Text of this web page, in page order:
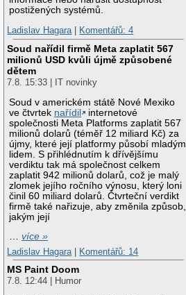
postižených systémů.
Ladislav Hagara| Komentářů: 4
Soud nařídil firmě Meta zaplatit 567
milionů USD kvůli újmě způsobené
dětem
7.8. 15:33 | IT novinky
Soud v americkém státě Nové Mexiko
ve čtvrtek nařídil
internetové
společnosti Meta Platforms zaplatit 567
milionů dolarů (téměř 12 miliard Kč) za
újmy, které její platformy působí mladým
lidem. S přihlédnutím k dřívějšímu
verdiktu tak má společnost celkem
zaplatit 942 milionů dolarů, což je malý
zlomek jejího ročního výnosu, který loni
činil 60 miliard dolarů. Čtvrteční verdikt
firmě také nařizuje, aby změnila způsob,
jakým její
…více »
Ladislav Hagara
Komentářů: 14
MS Paint Doom
7.8. 12:44 | Humor